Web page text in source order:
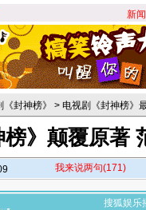
新闻
《封神榜》 > 电视剧《封神榜》
》颠覆原著
我来说两句(171)
搜狐娱乐